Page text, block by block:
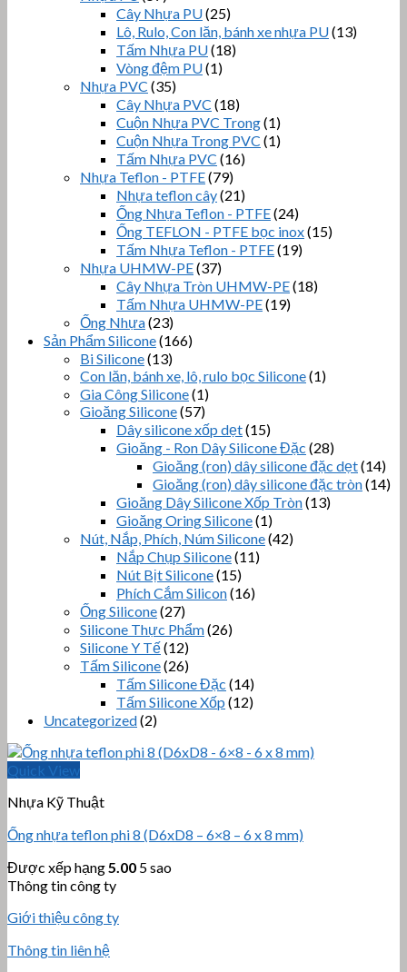
Cây Nhựa PU(25)
Lô, Rulo, Con lăn, bánh xe nhựa PU(13)
Tấm Nhựa PU(18)
Vòng đệm PU(1)
Nhựa PVC (35)
Cây Nhựa PVC (18)
Cuộn Nhựa PVC Trong(1)
Cuộn Nhựa Trong PVC (1)
Tấm Nhựa PVC (16)
Nhựa Teflon - PTFE(79)
Nhựa teflon cây(21)
Ống Nhựa Teflon - PTFE(24)
Ống TEFLON - PTFE bọc inox(15)
Tấm Nhựa Teflon - PTFE(19)
Nhựa UHMW-PE(37)
Cây Nhựa Tròn UHMW-PE(18)
Tấm Nhựa UHMW-PE(19)
Ống Nhựa(23)
Sản Phẩm Silicone(166)
Bi Silicone(13)
Con lăn, bánh xe, lô, rulo bọc Silicone(1)
Gia Công Silicone(1)
Gioăng Silicone(57)
Dây silicone xốp dẹt(15)
Gioăng - Ron Dây Silicone Đặc (28)
Gioăng (ron) dây silicone đặc dẹt(14)
Gioăng (ron) dây silicone đặc tròn(14)
Gioăng Dây Silicone Xốp Tròn(13)
Gioăng Oring Silicone(1)
Nút, Nắp, Phích, Núm Silicone(42)
Nắp Chụp Silicone(11)
Nút Bịt Silicone(15)
Phích Cắm Silicon(16)
Ống Silicone(27)
Silicone Thực Phẩm(26)
Silicone Y Tế(12)
Tấm Silicone(26)
Tấm Silicone Đặc (14)
Tấm Silicone Xốp (12)
Uncategorized(2)
Quick View
Nhựa Kỹ Thuật
Ống nhựa teflon phi 8 (D6xD8 – 6×8 – 6 x 8 mm)
Được xếp hạng5.00 5 sao
Thông tin công ty
Giới thiệu công ty
Thông tin liên hệ